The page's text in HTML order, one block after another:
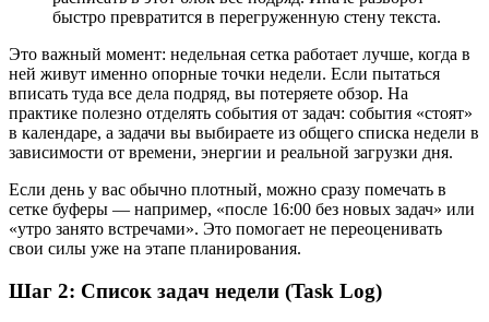
быстро превратится в перегруженную стену текста.
Это важный момент: недельная сетка работает лучше, когда в
ней живут именно опорные точки недели. Если пытаться
вписать туда все дела подряд, вы потеряете обзор. На
практике полезно отделять события от задач: события «стоят»
в календаре, а задачи вы выбираете из общего списка недели в
зависимости от времени, энергии и реальной загрузки дня.
Если день у вас обычно плотный, можно сразу помечать в
сетке буферы — например, «после 16:00 без новых задач» или
«утро занято встречами». Это помогает не переоценивать
свои силы уже на этапе планирования.
Шаг 2: Список задач недели (Task Log)